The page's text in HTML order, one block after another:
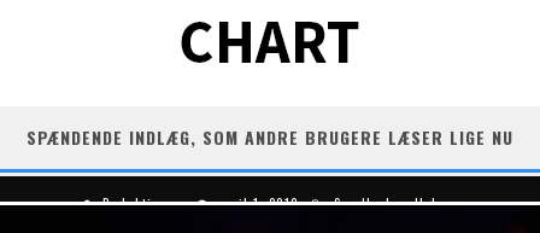
SPÆNDENDE INDLÆG, SOM ANDRE BRUGERE LÆSER LIGE NU
EFFEKTIV HJEMEMTRÆNING: SÅDAN KOMMER DU I GANG
Redaktionen april 1, 2018 Sundhed og Helse